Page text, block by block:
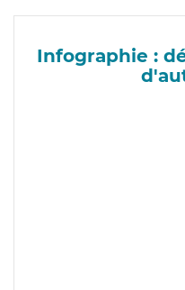
Infographie :